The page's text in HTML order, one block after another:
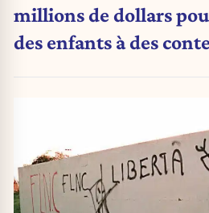
millions de dollars
des enfants à des